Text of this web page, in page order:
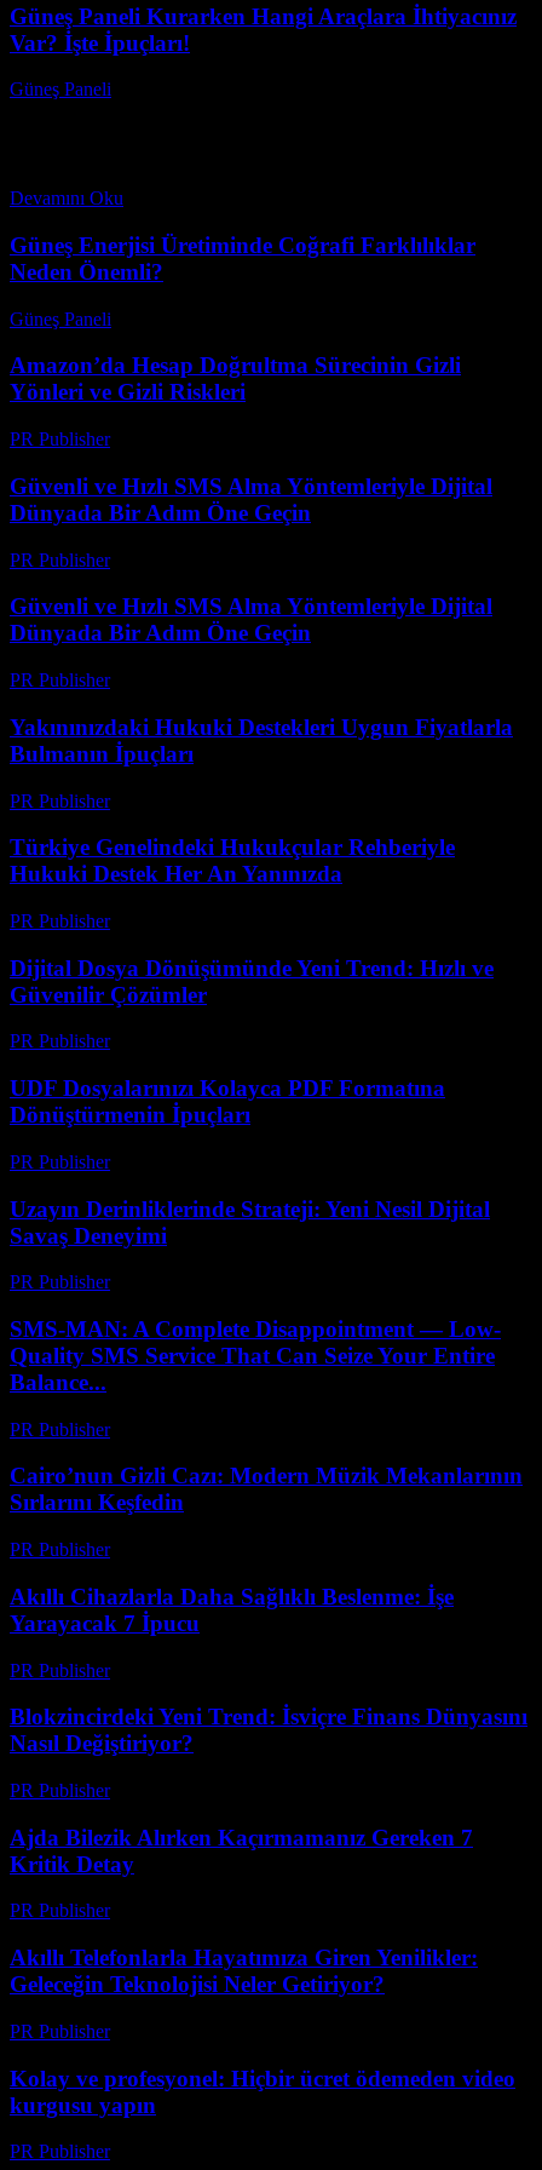
Güneş Paneli Kurarken Hangi Araçlara İhtiyacınız
Var? İşte İpuçları!
Güneş Paneli
Devamını Oku
Güneş Enerjisi Üretiminde Coğrafi Farklılıklar
Neden Önemli?
Güneş Paneli
Amazon’da Hesap Doğrultma Sürecinin Gizli
Yönleri ve Gizli Riskleri
PR Publisher-
Güvenli ve Hızlı SMS Alma Yöntemleriyle Dijital
Dünyada Bir Adım Öne Geçin
PR Publisher-
Güvenli ve Hızlı SMS Alma Yöntemleriyle Dijital
Dünyada Bir Adım Öne Geçin
PR Publisher-
Yakınınızdaki Hukuki Destekleri Uygun Fiyatlarla
Bulmanın İpuçları
PR Publisher-
Türkiye Genelindeki Hukukçular Rehberiyle
Hukuki Destek Her An Yanınızda
PR Publisher-
Dijital Dosya Dönüşümünde Yeni Trend: Hızlı ve
Güvenilir Çözümler
PR Publisher-
UDF Dosyalarınızı Kolayca PDF Formatına
Dönüştürmenin İpuçları
PR Publisher-
Uzayın Derinliklerinde Strateji: Yeni Nesil Dijital
Savaş Deneyimi
PR Publisher-
SMS-MAN: A Complete Disappointment — Low-
Quality SMS Service That Can Seize Your Entire
Balance...
PR Publisher-
Cairo’nun Gizli Cazı: Modern Müzik Mekanlarının
Sırlarını Keşfedin
PR Publisher-
Akıllı Cihazlarla Daha Sağlıklı Beslenme: İşe
Yarayacak 7 İpucu
PR Publisher-
Blokzincirdeki Yeni Trend: İsviçre Finans Dünyasını
Nasıl Değiştiriyor?
PR Publisher-
Ajda Bilezik Alırken Kaçırmamanız Gereken 7
Kritik Detay
PR Publisher-
Akıllı Telefonlarla Hayatımıza Giren Yenilikler:
Geleceğin Teknolojisi Neler Getiriyor?
PR Publisher-
Kolay ve profesyonel: Hiçbir ücret ödemeden video
kurgusu yapın
PR Publisher-